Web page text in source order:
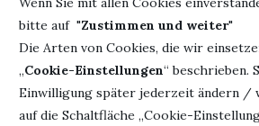
bitte auf "Zustimmen und weiter"
Die Arten von Cookies, die wir
„Cookie-Einstellungen“ beschrieben.
Einwilligung später jederzeit ändern /
auf die Schaltfläche „Cookie-